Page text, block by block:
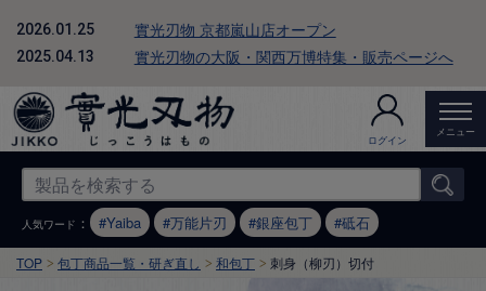
2026.01.25 實光刃物 京都嵐山店オープン
2025.04.13 實光刃物の大阪・関西万博特集・販売ページへ
ログイン
メニュー
人気ワード ： Yaiba 万能片刃 銀座包丁 砥石
TOP 包丁商品一覧・研ぎ直し 和包丁 刺身（柳刃）切付